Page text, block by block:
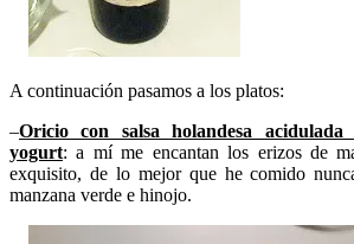
A continuación pasamos a los platos:
–Oricio con salsa holandesa
yogurt: a mí me encantan los erizos de
exquisito, de lo mejor que he comido
manzana verde e hinojo.